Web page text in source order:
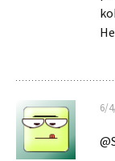
6/